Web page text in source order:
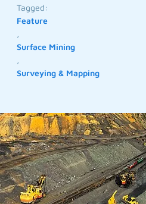
Tagged:
Feature
,
Surface Mining
,
Surveying & Mapping